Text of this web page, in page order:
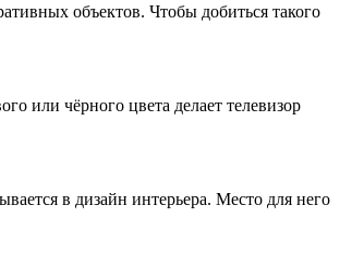
объектов. Чтобы добиться такого
или чёрного цвета делает телевизор
в дизайн интерьера. Место для него